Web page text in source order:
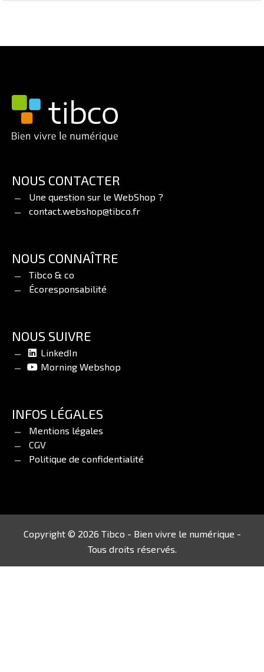
NOUS CONTACTER
Une question sur le WebShop ?
contact.webshop@tibco.fr
NOUS CONNAÎTRE
Tibco & co
Écoresponsabilité
NOUS SUIVRE
LinkedIn
Morning Webshop
INFOS LÉGALES
Mentions légales
CGV
Politique de confidentialité
Copyright © 2026 Tibco - Bien vivre le numérique -
Tous droits réservés.